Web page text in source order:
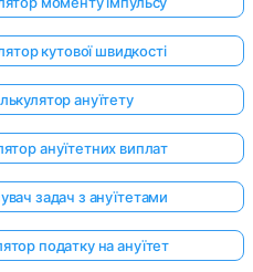
кутової швидкості
ануїтету
ануїтетних виплат
задач з ануїтетами
податку на ануїтет